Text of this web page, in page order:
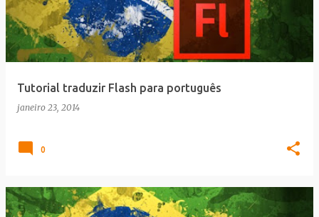
Tutorial traduzir Flash para português
janeiro 23, 2014
0